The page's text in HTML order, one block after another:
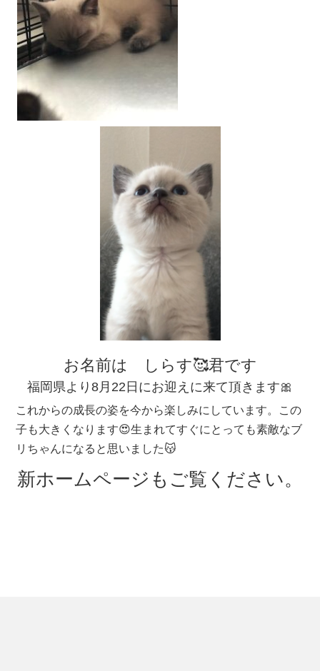
お名前は しらす🥰君です
福岡県より8月22日にお迎えに来て頂きます🎀
これからの成長の姿を今から楽しみにしています。この
子も大きくなります😍生まれてすぐにとっても素敵なブ
リちゃんになると思いました😽
新ホームページもご覧ください。